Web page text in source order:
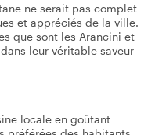
ne serait pas complet
et appréciés de la ville.
que sont les Arancini et
leur véritable saveur
locale en goûtant